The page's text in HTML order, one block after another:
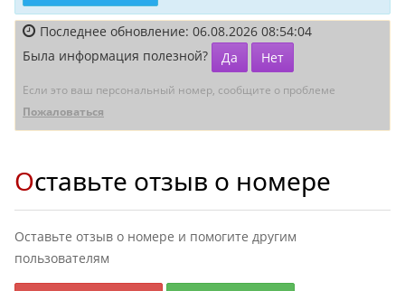
Последнее обновление: 06.08.2026 08:54:04
Была информация полезной?
Да Нет
Если это ваш персональный номер, сообщите о проблеме
Пожаловаться
Оставьте отзыв о номере
Оставьте отзыв о номере и помогите другим
пользователям